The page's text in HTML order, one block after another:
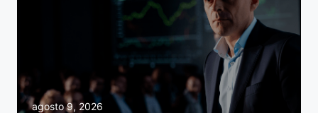
agosto 9, 2026